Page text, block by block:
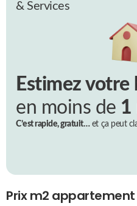
& Services
Estimez votre
en moins de 1
C’est rapide, gratuit…et ça peut
Prix m2